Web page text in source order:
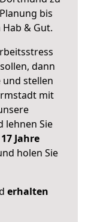
bis
& Gut.
dann
stellen
mit
lehnen Sie
Jahre
holen Sie
erhalten